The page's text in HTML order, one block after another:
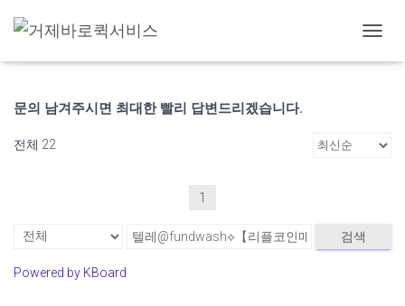
비
글
고객 게시판
문의 남겨주시면 최대한 빨리 답변드리겠습니다.
전체 22
1
검색
Powered by KBoard